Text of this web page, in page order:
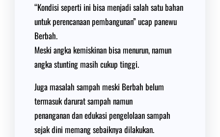
“Kondisi seperti ini bisa menjadi salah satu bahan
untuk perencanaan pembangunan” ucap panewu
Berbah.
Meski angka kemiskinan bisa menurun, namun
angka stunting masih cukup tinggi.
Juga masalah sampah meski Berbah belum
termasuk darurat sampah namun
penanganan dan edukasi pengelolaan sampah
sejak dini memang sebaiknya dilakukan.